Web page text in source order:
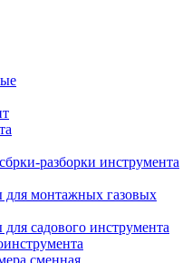
разборки инструмента
для монтажных газовых
садового инструмента
сменная